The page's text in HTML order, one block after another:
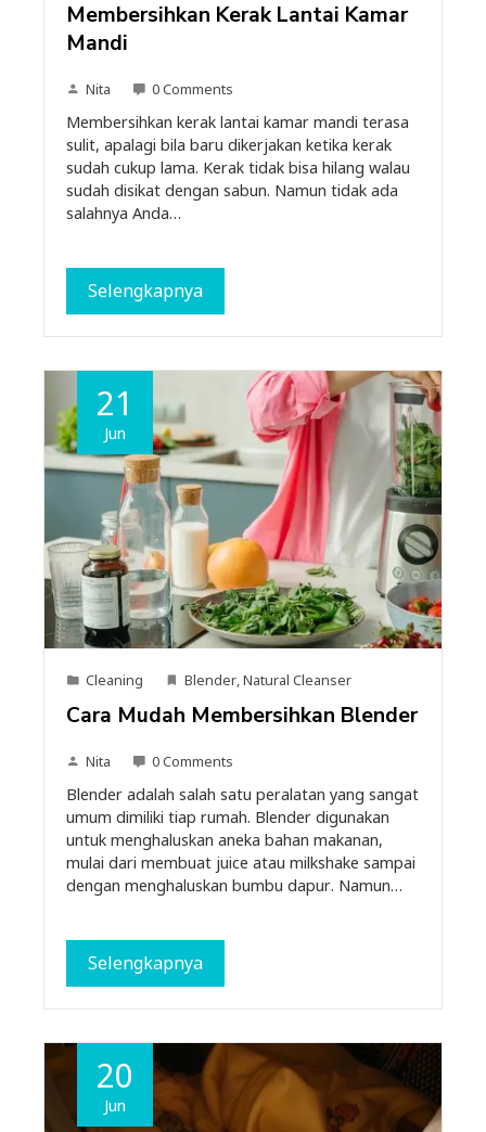
Membersihkan Kerak Lantai Kamar
Mandi
Nita 0 Comments
Membersihkan kerak lantai kamar mandi terasa
sulit, apalagi bila baru dikerjakan ketika kerak
sudah cukup lama. Kerak tidak bisa hilang walau
sudah disikat dengan sabun. Namun tidak ada
salahnya Anda…
Selengkapnya
21
Jun
Cleaning Blender,Natural Cleanser
Cara Mudah Membersihkan Blender
Nita 0 Comments
Blender adalah salah satu peralatan yang sangat
umum dimiliki tiap rumah. Blender digunakan
untuk menghaluskan aneka bahan makanan,
mulai dari membuat juice atau milkshake sampai
dengan menghaluskan bumbu dapur. Namun…
Selengkapnya
20
Jun